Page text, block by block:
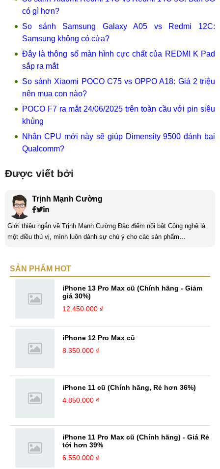
có gì hơn?
So sánh Samsung Galaxy A05 vs Redmi 12C:
Samsung không có cửa?
Đây là thông số màn hình cực chất của REDMI K Pad
sắp ra mắt
So sánh Xiaomi POCO C75 vs OPPO A18: Giá 2 triệu
nên mua con nào?
POCO F7 ra mắt 24/06/2025 trên toàn cầu với pin siêu
khủng
Nhân CPU mới này sẽ giúp Dimensity 9500 đánh bại
Qualcomm?
Được viết bởi
Trịnh Mạnh Cường
Giới thiệu ngắn về Trịnh Mạnh Cường Đặc điểm nổi bật Công nghệ là
một điều thú vị, mình luôn dành sự chú ý cho các sản phẩm
hiểu biết mới mẻ và thú vị. Tinh thần tự giác và sự chuyên nghiệp là
SẢN PHẨM HOT
iPhone 13 Pro Max cũ (Chính hãng - Giảm
giá 30%)
12.450.000 ₫
iPhone 12 Pro Max cũ
8.350.000 ₫
iPhone 11 cũ (Chính hãng, Rẻ hơn 36%)
4.850.000 ₫
iPhone 11 Pro Max cũ (Chính hãng) - Giá Rẻ
tới hơn 39%
6.550.000 ₫